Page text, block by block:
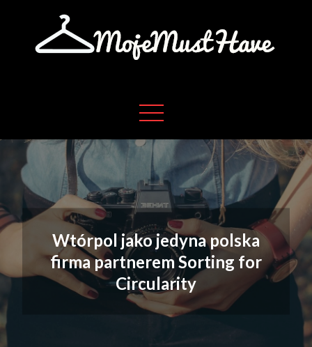
content
Wtórpol jako jedyna polska
firma partnerem Sorting for
Circularity